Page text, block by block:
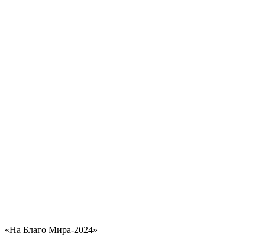
«На Благо Мира-2024»